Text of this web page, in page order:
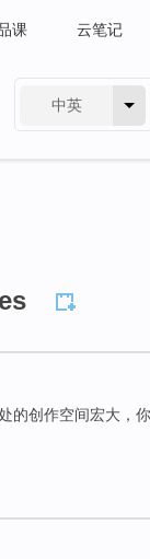
课 云笔记
中英
的创作空间宏大，